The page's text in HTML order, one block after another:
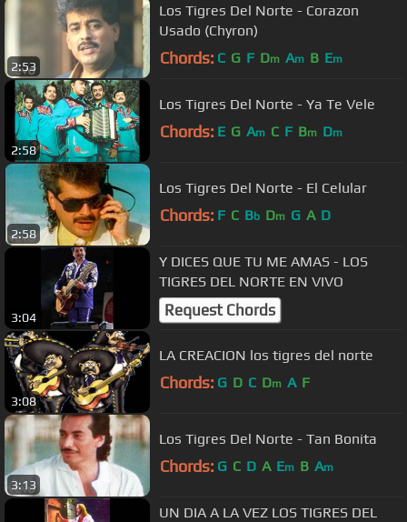
2:53
Los Tigres Del Norte - Corazon
Usado (Chyron)
Chords: C G F Dm Am B Em
2:58
Los Tigres Del Norte - Ya Te Vele
Chords: E G Am C F Bm Dm
2:58
Los Tigres Del Norte - El Celular
Chords: F C Bb Dm G A D
3:04
Y DICES QUE TU ME AMAS - LOS
TIGRES DEL NORTE EN VIVO
Request Chords
3:08
LA CREACION los tigres del norte
Chords: G D C Dm A F
3:13
Los Tigres Del Norte - Tan Bonita
Chords: G C D A Em B Am
UN DIA A LA VEZ LOS TIGRES DEL